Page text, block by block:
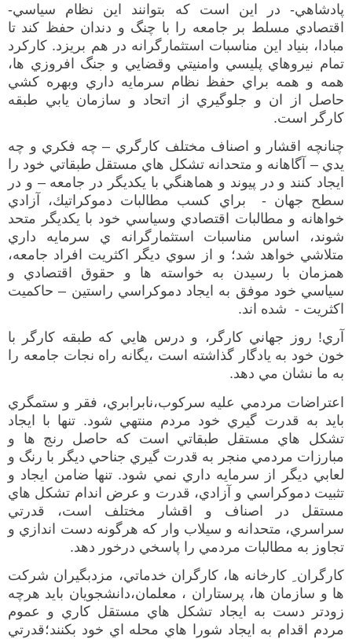
پادشاهي- در اين است كه بتوانند اين نظام سياسي-
اقتصادي مسلط بر جامعه را با چنگ و دندان حفظ كند تا
مبادا، بنياد اين مناسبات استثمارگرانه در هم بريزد. كاركرد
تمام نيروهاي پليسي وامنيتي وقضايي و جنگ افروزي ها،
همه و همه براي حفظ نظام سرمايه داري وبهره كشي
حاصل از ان و جلوگيري از اتحاد و سازمان يابي طبقه
كارگر است.
چنانچه اقشار و اصناف مختلف كارگري – چه فكري و چه
يدي– آگاهانه و متحدانه تشكل هاي مستقل طبقاتي خود را
ايجاد كنند و در پيوند و هماهنگي با يكديگر در جامعه– و در
سطح جهان- براي كسب مطالبات دموكراتيك، آزادي
خواهانه و مطالبات اقتصادي وسياسي خود با يكديگر متحد
شوند، اساس مناسبات استثمارگرانه ي سرمايه داري
متلاشي خواهد شد؛ و از سوي ديگر اكثريت افراد جامعه،
همزمان با رسيدن به خواسته ها و حقوق اقتصادي و
سياسي خود موفق به ايجاد دموكراسي راستين – حاكميت
اكثريت - شده اند.
آري! روز جهاني كارگر، و درس هايي كه طبقه كارگر با
خون خود به يادگار گذاشته است ،يگانه راه نجات جامعه را
به ما نشان مي دهد.
اعتراضات مردمي عليه سركوب،نابرابري، فقر و ستمگري
بايد به قدرت گيري خود مردم منتهي شود. تنها با ايجاد
تشكل هاي مستقل طبقاتي است كه حاصل رنج ها و
مبارزات مردمي منجر به قدرت گيري جناحي ديگر با رنگ و
لعابي ديگر از سرمايه داري نمي شود.تنها ضامن ايجاد و
تثبيت دموكراسي و آزادي، قدرت و عرض اندام تشكل هاي
مستقل در اصناف و اقشار مختلف است، قدرتي
سراسري، متحدانه و سيلاب وار كه هرگونه دست اندازي و
تجاوز به مطالبات مردمي را پاسخي درخور دهد.
كارگران
كارخانه ها، كارگران خدماتي، مزدبگيران شركت
ها و سازمان ها، پرستاران ، معلمان،دانشجويان بايد هرچه
زودتر دست به ايجاد تشكل هاي مستقل كاري و عموم
مردم اقدام به ايجاد شورا هاي محله اي خود بكنند؛قدرتي